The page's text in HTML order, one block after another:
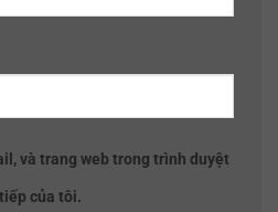
và trang web trong trình duyệt
của tôi.